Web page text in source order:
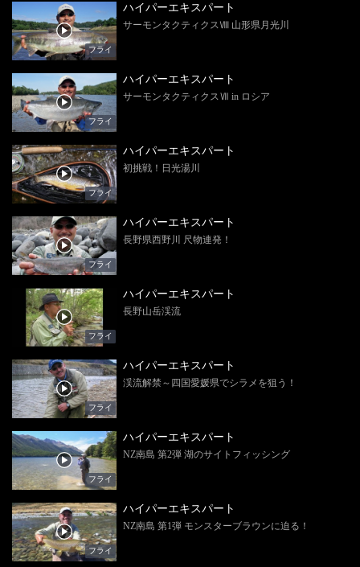
フライ
ハイパーエキスパート
サーモンタクティクスⅧ 山形県月光川
フライ
ハイパーエキスパート
サーモンタクティクスⅦ in ロシア
フライ
ハイパーエキスパート
初挑戦！日光湯川
フライ
ハイパーエキスパート
長野県西野川 尺物連発！
フライ
ハイパーエキスパート
長野山岳渓流
フライ
ハイパーエキスパート
渓流解禁～四国愛媛県でシラメを狙う！
フライ
ハイパーエキスパート
NZ南島 第2弾 湖のサイトフィッシング
フライ
ハイパーエキスパート
NZ南島 第1弾 モンスターブラウンに迫る！